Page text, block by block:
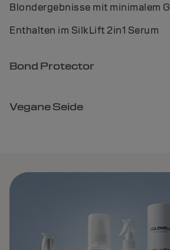
Blondergebnisse mit minimalem
Enthalten im SilkLift 2in1 Serum
Bond Protector
Vegane Seide